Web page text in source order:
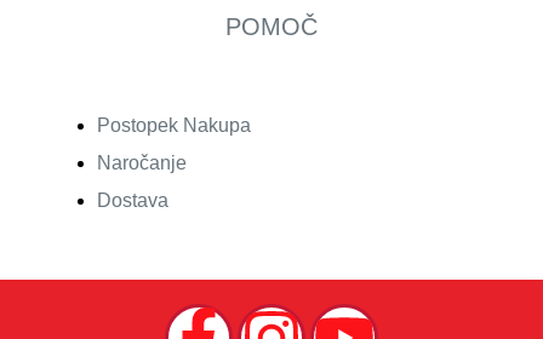
POMOČ
Postopek Nakupa
Naročanje
Dostava